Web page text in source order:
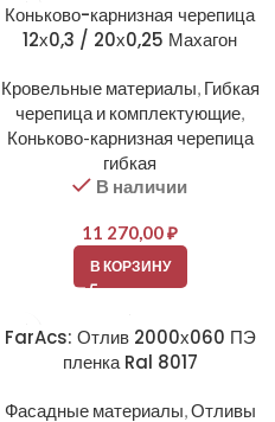
Коньково-карнизная черепица
12х0,3 / 20х0,25 Махагон
Кровельные материалы, Гибкая
черепица и комплектующие,
Коньково-карнизная черепица
гибкая
В наличии
11 270,00₽
В КОРЗИНУ
FarAcs: Отлив 2000х060 ПЭ
пленка Ral 8017
Фасадные материалы,Отливы